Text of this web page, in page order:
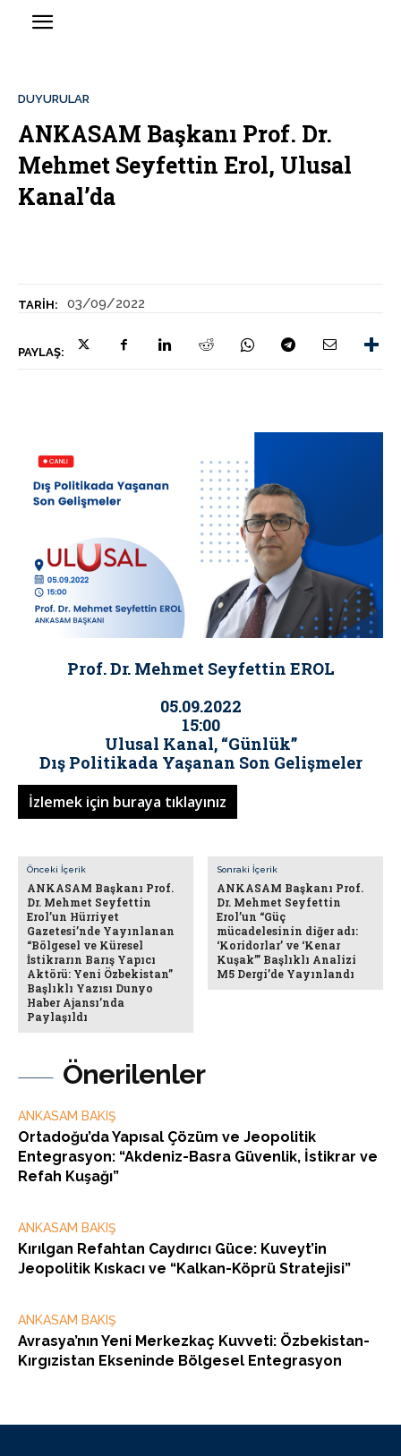
TARIH: 03/09/2022
PAYLAŞ:
DUYURULAR
ANKASAM Başkanı Prof. Dr.
Mehmet Seyfettin Erol, Ulusal
Kanal’da
Önerilenler
ANKASAM BAKIŞ
Ortadoğu’da Yapısal Çözüm ve Jeopolitik
Entegrasyon: “Akdeniz-Basra Güvenlik, İstikrar ve
Refah Kuşağı”
ANKASAM BAKIŞ
Kırılgan Refahtan Caydırıcı Güce: Kuveyt’in
Jeopolitik Kıskacı ve “Kalkan-Köprü Stratejisi”
ANKASAM BAKIŞ
Avrasya’nın Yeni Merkezkaç Kuvveti: Özbekistan-
Kırgızistan Ekseninde Bölgesel Entegrasyon
Prof. Dr. Mehmet Seyfettin EROL
05.09.2022
15:00
Ulusal Kanal, “Günlük”
Dış Politikada Yaşanan Son Gelişmeler
İzlemek için buraya tıklayınız
Önceki İçerik
ANKASAM Başkanı Prof.
Dr. Mehmet Seyfettin
Erol’un Hürriyet
Gazetesi’nde Yayınlanan
“Bölgesel ve Küresel
İstikrarın Barış Yapıcı
Aktörü: Yeni Özbekistan”
Başlıklı Yazısı Dunyo
Haber Ajansı’nda
Paylaşıldı
Sonraki İçerik
ANKASAM Başkanı Prof.
Dr. Mehmet Seyfettin
Erol’un “Güç
mücadelesinin diğer adı:
‘Koridorlar’ ve ‘Kenar
Kuşak’” Başlıklı Analizi
M5 Dergi’de Yayınlandı